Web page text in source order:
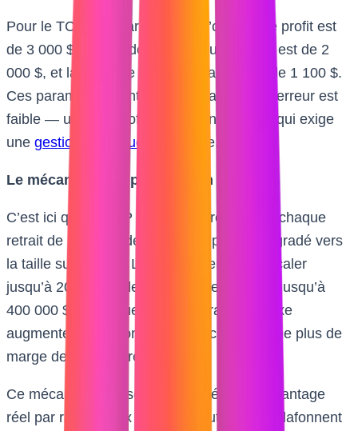
Pour le TCP 50K par exemple, l’objectif de profit est
de 3 000 $, le drawdown maximum (EOD) est de 2
000 $, et la limite de perte journalière est de 1 100 $.
Ces paramètres sont stricts, et la marge d’erreur est
faible — un ratio profit/drawdown de 1.5:1 qui exige
une gestion du risque disciplinée.
Le mécanisme de progression :
C’est ici que le TCP devient intéressant. À chaque
retrait de profit validé, votre compte est upgradé vers
la taille supérieure. Le TCP25 permet de scaler
jusqu’à 200 000 $, le TCP50 et le TCP100 jusqu’à
400 000 $. À chaque palier, le drawdown fixe
augmente proportionnellement, ce qui donne plus de
marge de manœuvre au trader.
Ce mécanisme de scaling intégré est un avantage
réel par rapport aux prop firms futures qui plafonnent